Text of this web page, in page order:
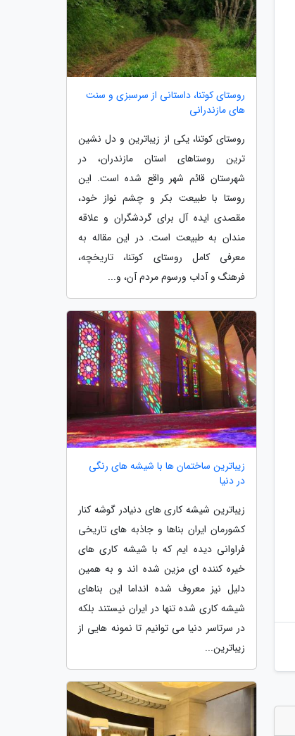
روستای کوتنا، داستانی از سرسبزی و سنت
های مازندرانی
روستای کوتنا، یکی از زیباترین و دل نشین
ترین روستاهای استان مازندران، در
شهرستان قائم شهر واقع شده است. این
روستا با طبیعت بکر و چشم نواز خود،
مقصدی ایده آل برای گردشگران و علاقه
مندان به طبیعت است. در این مقاله به
معرفی کامل روستای کوتنا، تاریخچه،
فرهنگ و آداب ورسوم مردم آن، و...
زیباترین ساختمان ها با شیشه های رنگی
در دنیا
زیباترین شیشه کاری های دنیادر گوشه کنار
کشورمان ایران بناها و جاذبه های تاریخی
فراوانی دیده ایم که با شیشه کاری های
خیره کننده ای مزین شده اند و به همین
دلیل نیز معروف شده انداما این بناهای
شیشه کاری شده تنها در ایران نیستند بلکه
در سرتاسر دنیا می توانیم تا نمونه هایی از
زیباترین...